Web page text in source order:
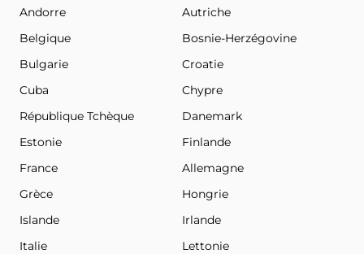
Andorre
Autriche
Belgique
Bosnie-Herzégovine
Bulgarie
Croatie
Cuba
Chypre
République Tchèque
Danemark
Estonie
Finlande
France
Allemagne
Grèce
Hongrie
Islande
Irlande
Italie
Lettonie